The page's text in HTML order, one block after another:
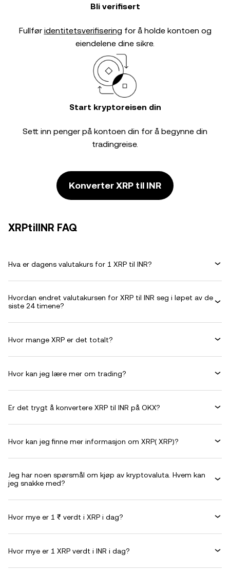
Bli verifisert
Fullfør identitetsverifisering for å holde kontoen og
eiendelene dine sikre.
Start kryptoreisen din
Sett inn penger på kontoen din for å begynne din
tradingreise.
Konverter XRP til INR
XRPtilINR FAQ
Hva er dagens valutakurs for 1 XRP til INR?
Hvordan endret valutakursen for XRP til INR seg i løpet av de
siste 24 timene?
Hvor mange XRP er det totalt?
Hvor kan jeg lære mer om trading?
Er det trygt å konvertere XRP til INR på OKX?
Hvor kan jeg finne mer informasjon om XRP( XRP)?
Jeg har noen spørsmål om kjøp av kryptovaluta. Hvem kan
jeg snakke med?
Hvor mye er 1 ₹ verdt i XRP i dag?
Hvor mye er 1 XRP verdt i INR i dag?